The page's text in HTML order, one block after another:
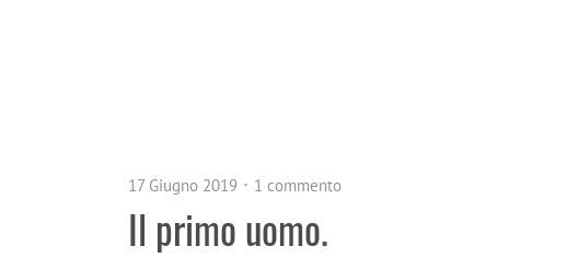
17 Giugno 2019 1 commento
Il primo uomo.